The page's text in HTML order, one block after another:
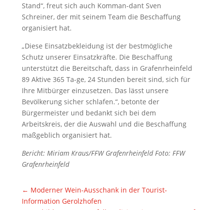
Stand“, freut sich auch Komman-dant Sven
Schreiner, der mit seinem Team die Beschaffung
organisiert hat.
„Diese Einsatzbekleidung ist der bestmögliche
Schutz unserer Einsatzkräfte. Die Beschaffung
unterstützt die Bereitschaft, dass in Grafenrheinfeld
89 Aktive 365 Ta-ge, 24 Stunden bereit sind, sich für
Ihre Mitbürger einzusetzen. Das lässt unsere
Bevölkerung sicher schlafen.“, betonte der
Bürgermeister und bedankt sich bei dem
Arbeitskreis, der die Auswahl und die Beschaffung
maßgeblich organisiert hat.
Bericht: Miriam Kraus/FFW Grafenrheinfeld Foto: FFW
Grafenrheinfeld
← Moderner Wein-Ausschank in der Tourist-
Information Gerolzhofen